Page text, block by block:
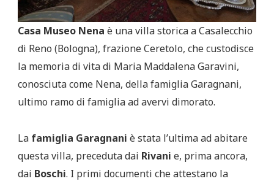
Casa Museo Nena è una villa storica a Casalecchio
di Reno (Bologna), frazione Ceretolo, che custodisce
la memoria di vita di Maria Maddalena Garavini,
conosciuta come Nena, della famiglia Garagnani,
ultimo ramo di famiglia ad avervi dimorato.
La famiglia Garagnani è stata l’ultima ad abitare
questa villa, preceduta dai Rivani e, prima ancora,
dai Boschi. I primi documenti che attestano la